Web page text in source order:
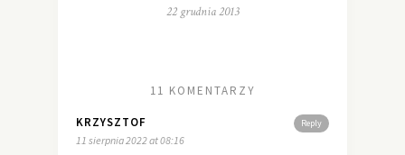
22 grudnia 2013
11 KOMENTARZY
Reply
KRZYSZTOF
11 sierpnia 2022 at 08:16